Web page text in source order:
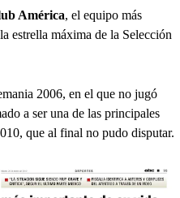
América, el equipo más
estrella máxima de la Selección
2006, en el que no jugó
a ser una de las principales
que al final no pudo disputar.